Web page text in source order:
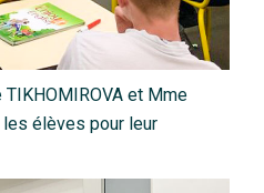
et Mme
les élèves pour leur